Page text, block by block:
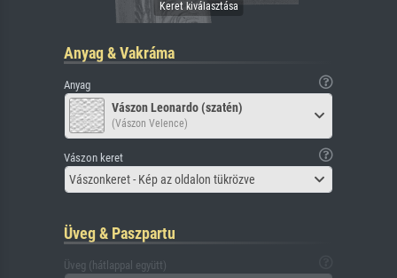
Anyag & Vakráma
Anyag
Vászon Leonardo (szatén)
(Vászon Velence)
Vászon keret
Vászonkeret - Kép az oldalon tükrözve
Üveg & Paszpartu
Üveg (hátlappal együtt)